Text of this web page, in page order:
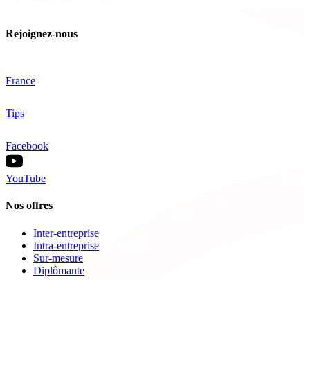
Rejoignez-nous
France
Tips
Facebook
YouTube
Nos offres
Inter-entreprise
Intra-entreprise
Sur-mesure
Diplômante